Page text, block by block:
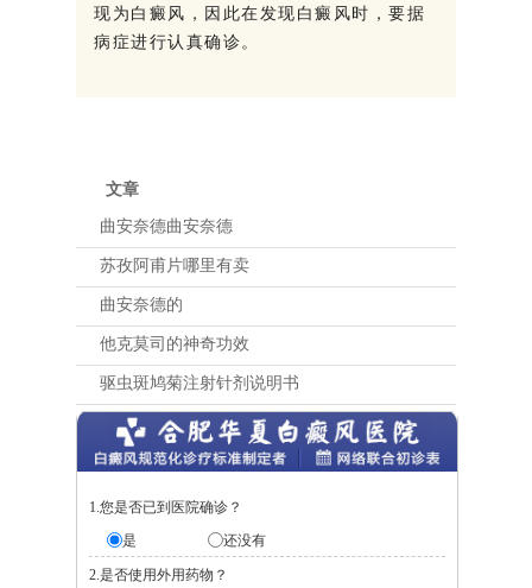
现为白癜风，因此在发现白癜风时，要据
病症进行认真确诊。
文章
曲安奈德曲安奈德
苏孜阿甫片哪里有卖
曲安奈德的
他克莫司的神奇功效
驱虫斑鸠菊注射针剂说明书
1.您是否已到医院确诊？
是
还没有
2.是否使用外用药物？